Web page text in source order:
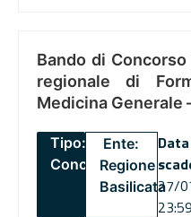
Bando di Concorso
regionale di
Medicina
Tipo:
Concorsi
Ente:
Regione
Basilicata27/
23:59